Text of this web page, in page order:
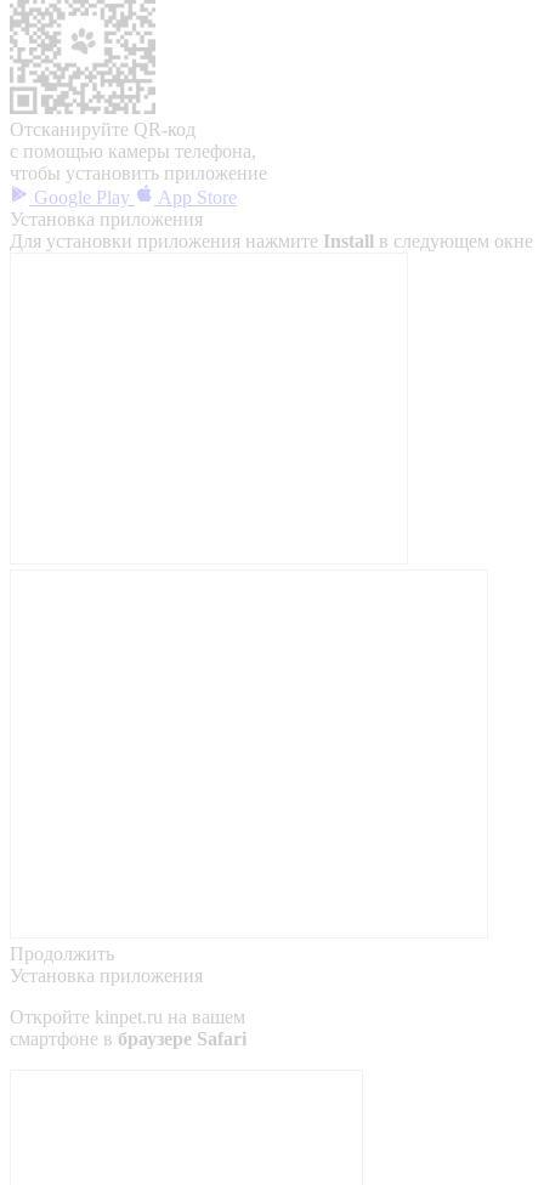
Отсканируйте QR-код
с помощью камеры телефона,
чтобы установить приложение
Google Play
App Store
Установка приложения
Для установки приложения нажмите Install в следующем окне
Продолжить
Установка приложения
Откройте kinpet.ru на вашем
смартфоне в браузере Safari